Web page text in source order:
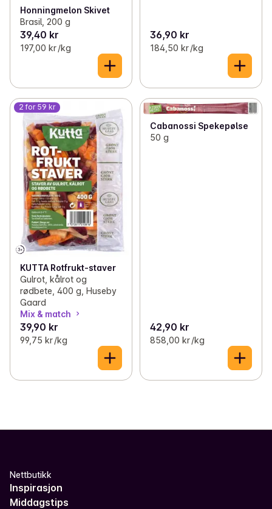
Honningmelon Skivet
Brasil, 200 g
39,40 kr
197,00 kr /kg
36,90 kr
184,50 kr /kg
2 for 59 kr
KUTTA Rotfrukt-staver
Gulrot, kålrot og
rødbete, 400 g, Huseby
Gaard
Mix & match
39,90 kr
99,75 kr /kg
Cabanossi Spekepølse
50 g
42,90 kr
858,00 kr /kg
Nettbutikk
Inspirasjon
Middagstips